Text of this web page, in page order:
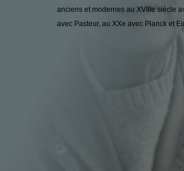
anciens et modernes au XVIIIe siècle
avec Pasteur, au XXe avec Planck et